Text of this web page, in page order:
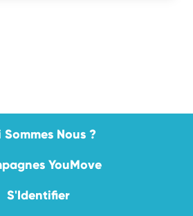
Sommes Nous ?
YouMove
S'Identifier